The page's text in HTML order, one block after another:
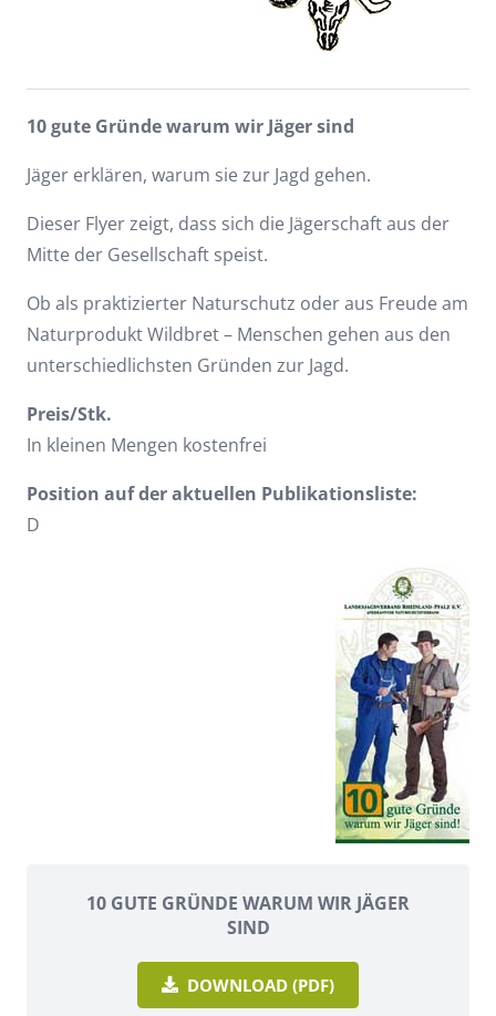
10 gute Gründe warum wir Jäger sind
Jäger erklären, warum sie zur Jagd gehen.
Dieser Flyer zeigt, dass sich die Jägerschaft aus der
Mitte der Gesellschaft speist.
Ob als praktizierter Naturschutz oder aus Freude am
Naturprodukt Wildbret – Menschen gehen aus den
unterschiedlichsten Gründen zur Jagd.
Preis/Stk.
In kleinen Mengen kostenfrei
Position auf der aktuellen Publikationsliste:
D
10 GUTE GRÜNDE WARUM WIR JÄGER
SIND
DOWNLOAD (PDF)